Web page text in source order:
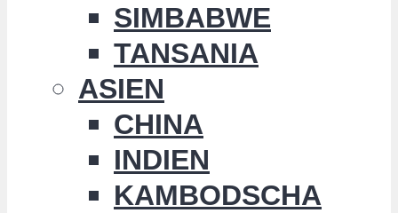
SIMBABWE
TANSANIA
ASIEN
CHINA
INDIEN
KAMBODSCHA